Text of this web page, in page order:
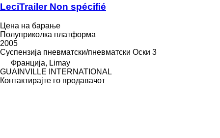
LeciTrailer Non spécifié
Цена на барање
Полуприколка платформа
2005
Суспензија пневматски/пневматски Оски 3
Франција, Limay
GUAINVILLE INTERNATIONAL
Контактирајте го продавачот